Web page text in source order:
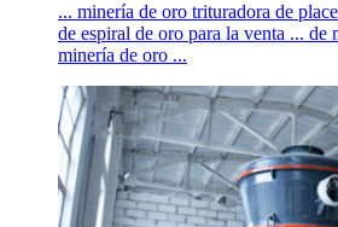
... minería de oro trituradora de
de espiral de oro para la venta ... de
minería de oro ...